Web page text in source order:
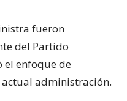
fueron
del Partido
el enfoque de
administración.